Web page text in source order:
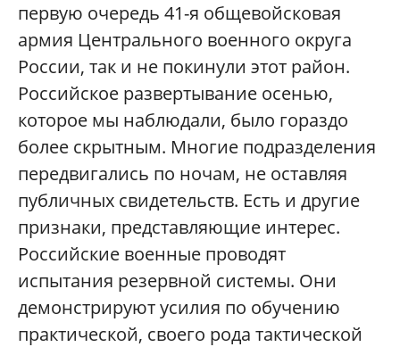
первую очередь 41-я общевойсковая
армия Центрального военного округа
России, так и не покинули этот район.
Российское развертывание осенью,
которое мы наблюдали, было гораздо
более скрытным. Многие подразделения
передвигались по ночам, не оставляя
публичных свидетельств. Есть и другие
признаки, представляющие интерес.
Российские военные проводят
испытания резервной системы. Они
демонстрируют усилия по обучению
практической, своего рода тактической